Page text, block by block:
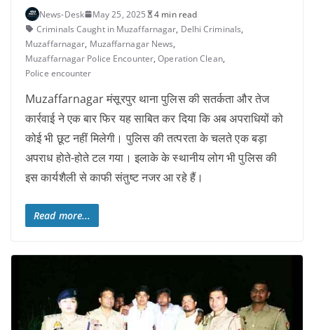
News-Desk May 25, 2025
4 min read
Criminals Caught in Muzaffarnagar, Delhi Criminals,
Muzaffarnagar, Muzaffarnagar News,
Muzaffarnagar Police Encounter,Operation Clean,
Police encounter
Muzaffarnagar मंसूरपुर थाना पुलिस की सतर्कता और तेज
कार्रवाई ने एक बार फिर यह साबित कर दिया कि अब अपराधियों को
कोई भी छूट नहीं मिलेगी। पुलिस की तत्परता के चलते एक बड़ा
अपराध होते-होते टल गया। इलाके के स्थानीय लोग भी पुलिस की
इस कार्यशैली से काफी संतुष्ट नजर आ रहे हैं।
Read more...